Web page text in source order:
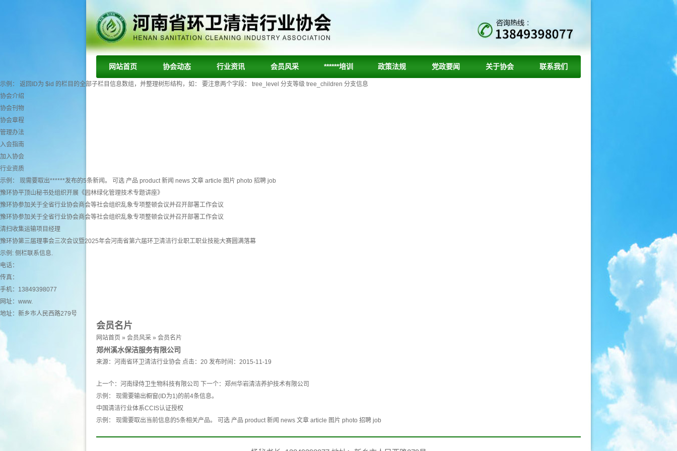
网站首页 协会动态 行业资讯 会员风采 ******培训 政策法规 党政要闻 关于协会 联系我们
示例： 返回ID为 $id 的栏目的全部子栏目信息数组，并整理树形结构，如： 要注意两个字段： tree_level 分支等级 tree_children 分支信息
协会介绍
协会刊物
协会章程
管理办法
入会指南
加入协会
行业资质
示例： 现需要取出******发布的5条新闻。 可选 产品 product 新闻 news 文章 article 图片 photo 招聘 job
豫环协平顶山秘书处组织开展《园林绿化管理技术专题讲座》
豫环协参加关于全省行业协会商会等社会组织乱象专项整顿会议并召开部署工作会议
豫环协参加关于全省行业协会商会等社会组织乱象专项整顿会议并召开部署工作会议
清扫收集运输项目经理
豫环协第三届理事会三次会议暨2025年会河南省第六届环卫清洁行业职工职业技能大赛圆满落幕
示例: 侧栏联系信息.
电话：
传真：
手机：13849398077
网址： www.
地址：新乡市人民西路279号
会员名片
网站首页 » 会员风采 » 会员名片
郑州溪水保洁服务有限公司
来源： 河南省环卫清洁行业协会 点击：20 发布时间：2015-11-19
上一个： 河南绿侍卫生物科技有限公司 下一个： 郑州华岩清洁养护技术有限公司
示例： 现需要输出橱窗(ID为1)的前4条信息。
中国清洁行业体系CCIS认证授权
示例： 现需要取出当前信息的5条相关产品。 可选 产品 product 新闻 news 文章 article 图片 photo 招聘 job